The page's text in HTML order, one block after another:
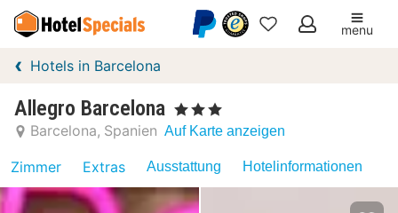
Meine
menu
Hotels in Barcelona
Allegro Barcelona , 3 Sterne
Barcelona Spanien Auf Karte anzeigen
Zimmer Extras Ausstattung Hotelinformationen